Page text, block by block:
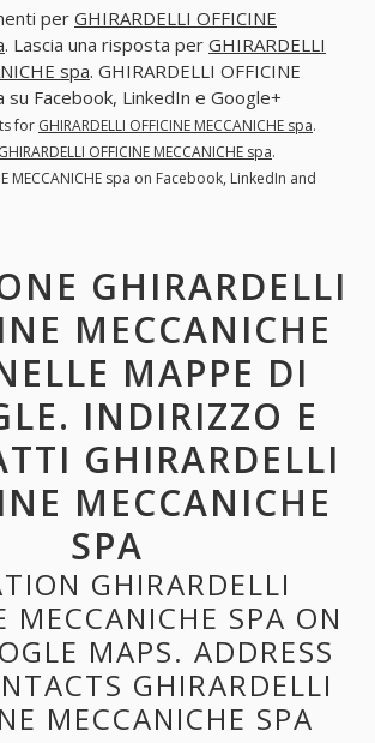
per GHIRARDELLI OFFICINE
. Lascia una risposta per GHIRARDELLI
spa. GHIRARDELLI OFFICINE
su Facebook, LinkedIn e Google+
for GHIRARDELLI OFFICINE MECCANICHE spa.
GHIRARDELLI OFFICINE MECCANICHE spa.
MECCANICHE spa on Facebook, LinkedIn and
GHIRARDELLI
MECCANICHE
MAPPE DI
INDIRIZZO E
GHIRARDELLI
MECCANICHE
SPA
GHIRARDELLI
MECCANICHE SPA ON
MAPS. ADDRESS
GHIRARDELLI
MECCANICHE SPA